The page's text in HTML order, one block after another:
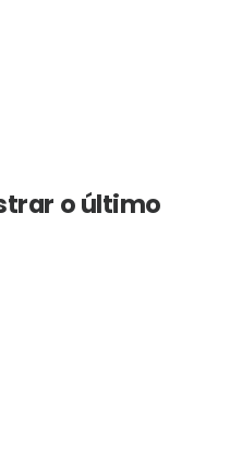
o último